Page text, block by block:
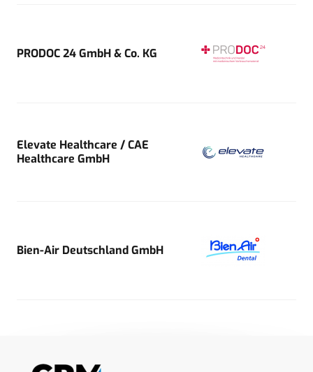
PRODOC 24 GmbH & Co. KG
Elevate Healthcare / CAE
Healthcare GmbH
Bien-Air Deutschland GmbH